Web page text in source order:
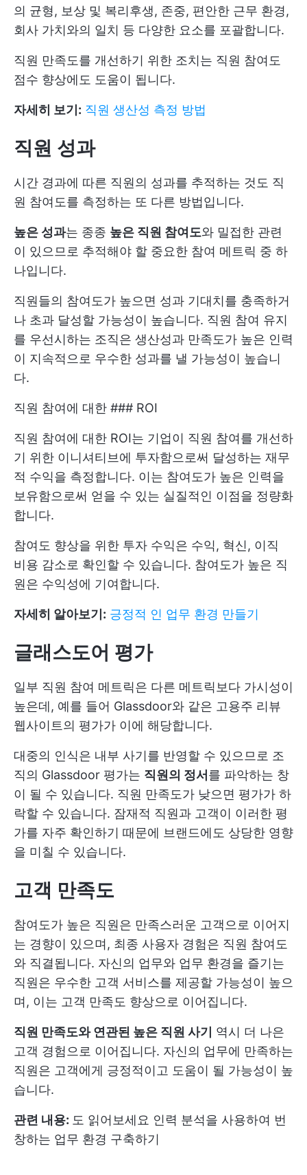
의 균형, 보상 및 복리후생, 존중, 편안한 근무 환경,
회사 가치와의 일치 등 다양한 요소를 포괄합니다.
직원 만족도를 개선하기 위한 조치는 직원 참여도
점수 향상에도 도움이 됩니다.
자세히 보기: 직원 생산성 측정 방법
직원 성과
시간 경과에 따른 직원의 성과를 추적하는 것도 직
원 참여도를 측정하는 또 다른 방법입니다.
높은 성과는 종종 높은 직원 참여도와 밀접한 관련
이 있으므로 추적해야 할 중요한 참여 메트릭 중 하
나입니다.
직원들의 참여도가 높으면 성과 기대치를 충족하거
나 초과 달성할 가능성이 높습니다. 직원 참여 유지
를 우선시하는 조직은 생산성과 만족도가 높은 인력
이 지속적으로 우수한 성과를 낼 가능성이 높습니
다.
직원 참여에 대한 ### ROI
직원 참여에 대한 ROI는 기업이 직원 참여를 개선하
기 위한 이니셔티브에 투자함으로써 달성하는 재무
적 수익을 측정합니다. 이는 참여도가 높은 인력을
보유함으로써 얻을 수 있는 실질적인 이점을 정량화
합니다.
참여도 향상을 위한 투자 수익은 수익, 혁신, 이직
비용 감소로 확인할 수 있습니다. 참여도가 높은 직
원은 수익성에 기여합니다.
자세히 알아보기: 긍정적 인 업무 환경 만들기
글래스도어 평가
일부 직원 참여 메트릭은 다른 메트릭보다 가시성이
높은데, 예를 들어 Glassdoor와 같은 고용주 리뷰
웹사이트의 평가가 이에 해당합니다.
대중의 인식은 내부 사기를 반영할 수 있으므로 조
직의 Glassdoor 평가는 직원의 정서를 파악하는 창
이 될 수 있습니다. 직원 만족도가 낮으면 평가가 하
락할 수 있습니다. 잠재적 직원과 고객이 이러한 평
가를 자주 확인하기 때문에 브랜드에도 상당한 영향
을 미칠 수 있습니다.
고객 만족도
참여도가 높은 직원은 만족스러운 고객으로 이어지
는 경향이 있으며, 최종 사용자 경험은 직원 참여도
와 직결됩니다. 자신의 업무와 업무 환경을 즐기는
직원은 우수한 고객 서비스를 제공할 가능성이 높으
며, 이는 고객 만족도 향상으로 이어집니다.
직원 만족도와 연관된 높은 직원 사기 역시 더 나은
고객 경험으로 이어집니다. 자신의 업무에 만족하는
직원은 고객에게 긍정적이고 도움이 될 가능성이 높
습니다.
관련 내용: 도 읽어보세요 인력 분석을 사용하여 번
창하는 업무 환경 구축하기